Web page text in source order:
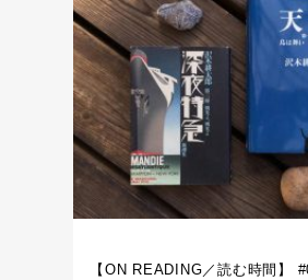
【ON READING／読む時間】